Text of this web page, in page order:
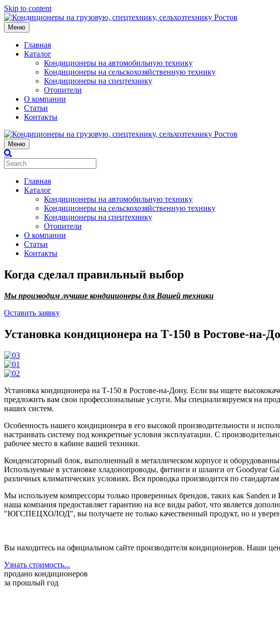
Skip to content
Меню
Главная
Каталог
Кондиционеры на автомобильную технику
Кондиционеры на сельскохозяйственную технику
Кондиционеры на спецтехнику
Отопители
О компании
Статьи
Контакты
Меню
Главная
Каталог
Кондиционеры на автомобильную технику
Кондиционеры на сельскохозяйственную технику
Кондиционеры на спецтехнику
Отопители
О компании
Статьи
Контакты
Когда сделал правильный выбор
Мы производим лучшие кондиционеры для Вашей техники
Оставить заявку
Установка кондиционера на Т-150 в Ростове-на-
Установка кондиционера на Т-150 в Ростове-на-Дону. Если вы ищете
предложить вам свои профессиональные услуги. Мы специализируемся на
наших систем.
Особенность нашего кондиционера в его высокой производительности и
настраивать систему под конкретные условия эксплуатации. С
рабочее место в кабине вашей техники.
Конденсаторный блок, выполненный в металлическом корпусе и
Используемые в установке хладонопроводы, фитинги и шланги от Goodyear
различных климатических условиях. Вся проводка производится по
Мы используем компрессоры только проверенных брендов, таких как Sanden
наша компания предоставляет гарантию на все виды работ, что является
"ЮГСПЕЦХОЛОД", вы получаете не только качественный продукт, но и
Вы находитесь на официальном сайте производителя кондиционеров. Наши
Узнать стоимость...
продано кондиционеров
за прошлый год